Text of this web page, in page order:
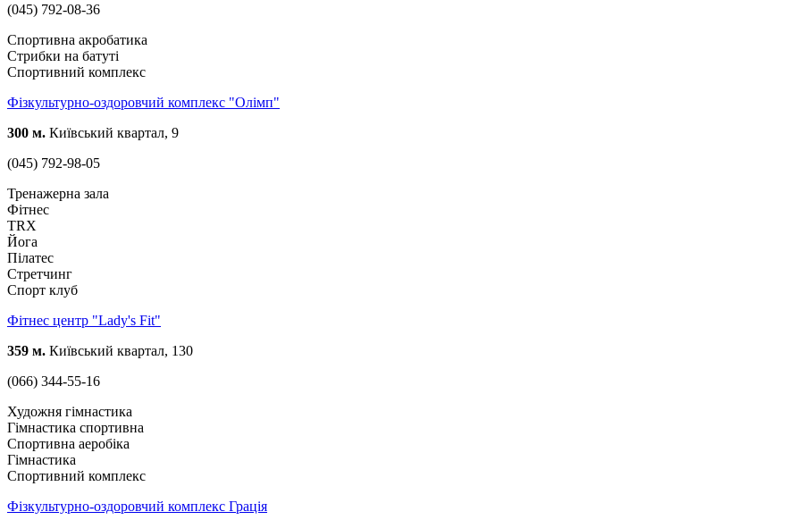
(045) 792-08-36
Спортивна акробатика
Стрибки на батуті
Спортивний комплекс
Фізкультурно-оздоровчий комплекс "Олімп"
300 м. Київський квартал, 9
(045) 792-98-05
Тренажерна зала
Фітнес
TRX
Йога
Пілатес
Стретчинг
Спорт клуб
Фітнес центр "Lady's Fit"
359 м. Київський квартал, 130
(066) 344-55-16
Художня гімнастика
Гімнастика спортивна
Спортивна аеробіка
Гімнастика
Спортивний комплекс
Фізкультурно-оздоровчий комплекс Грація